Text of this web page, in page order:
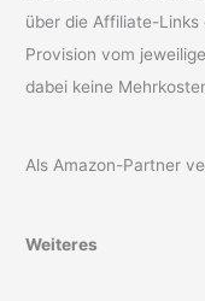
über die Affiliate-
Provision vom
dabei keine
Als Amazon-Partner
Weiteres